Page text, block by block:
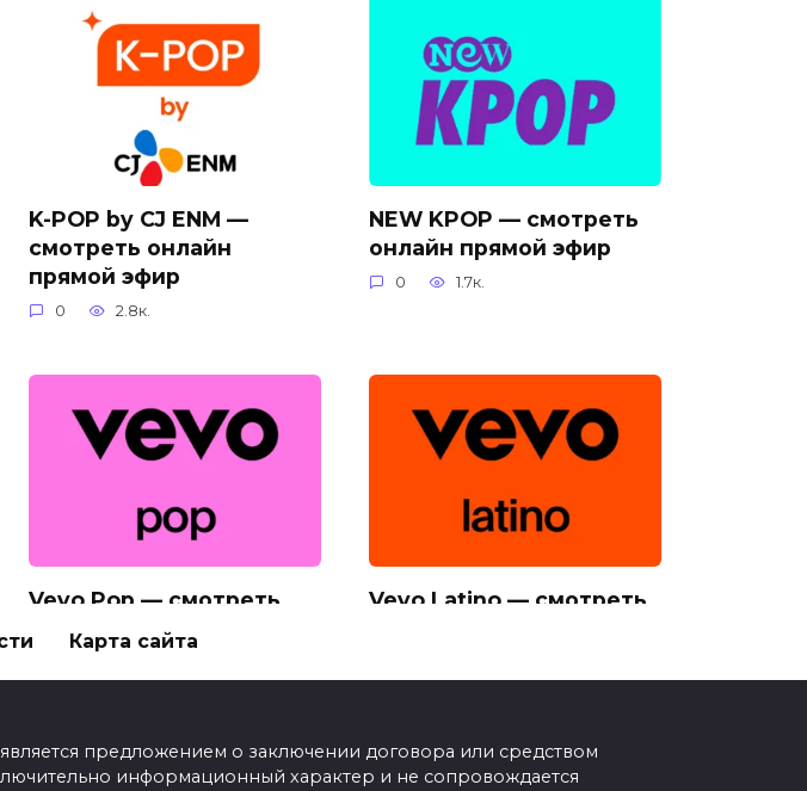
K-POP by CJ ENM —
смотреть онлайн
прямой эфир
0 2.8к.
NEW KPOP — смотреть
онлайн прямой эфир
0 1.7к.
Vevo Pop — смотреть
онлайн прямой эфир
Vevo Latino — смотреть
Карта сайта
предложением о заключении договора или средством
информационный характер и не сопровождается